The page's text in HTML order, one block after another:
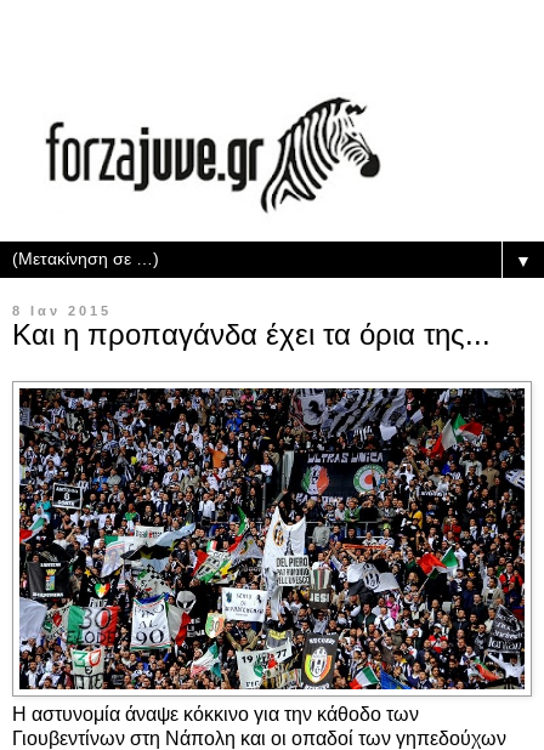
▼
8 Ιαν 2015
Και η προπαγάνδα έχει τα όρια της...
Η αστυνομία άναψε κόκκινο για την κάθοδο των
Γιουβεντίνων στη Νάπολη και οι οπαδοί των γηπεδούχων